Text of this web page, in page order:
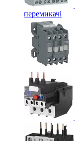
перемикачі